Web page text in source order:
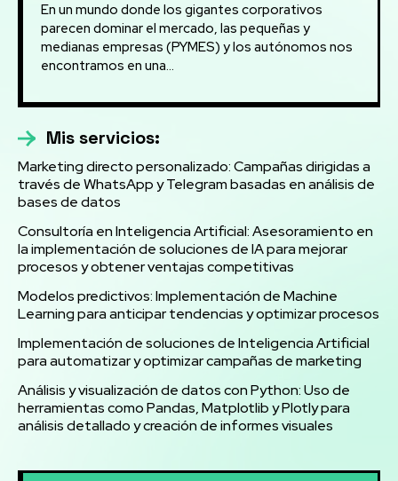
En un mundo donde los gigantes corporativos
parecen dominar el mercado, las pequeñas y
medianas empresas (PYMES) y los autónomos nos
encontramos en una...
Mis servicios:
Marketing directo personalizado: Campañas dirigidas a
través de WhatsApp y Telegram basadas en análisis de
bases de datos
Consultoría en Inteligencia Artificial: Asesoramiento en
la implementación de soluciones de IA para mejorar
procesos y obtener ventajas competitivas
Modelos predictivos: Implementación de Machine
Learning para anticipar tendencias y optimizar procesos
Implementación de soluciones de Inteligencia Artificial
para automatizar y optimizar campañas de marketing
Análisis y visualización de datos con Python: Uso de
herramientas como Pandas, Matplotlib y Plotly para
análisis detallado y creación de informes visuales